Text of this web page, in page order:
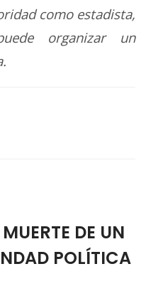
como estadista,
organizar un
DE UN
POLÍTICA